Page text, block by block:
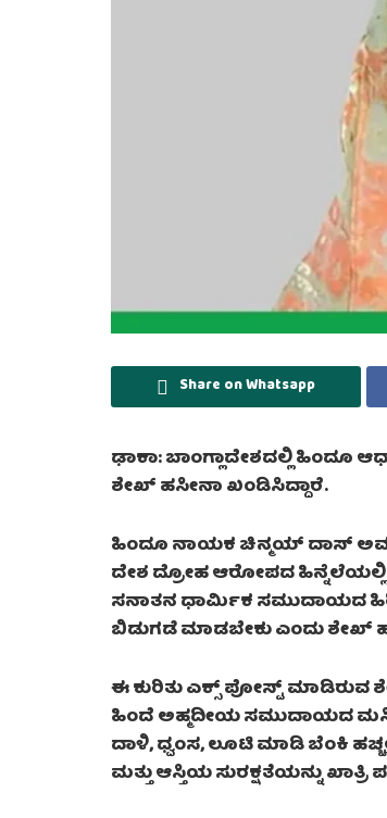
Share on Whatsapp
ಢಾಕಾ: ಬಾಂಗ್ಲಾದೇಶದಲ್ಲಿ ಹಿಂದೂ
ಶೇಖ್ ಹಸೀನಾ ಖಂಡಿಸಿದ್ದಾರೆ.
ಹಿಂದೂ ನಾಯಕ ಚಿನ್ಮಯ್ ದಾಸ್
ದೇಶ ದ್ರೋಹ ಆರೋಪದ ಹಿನ್ನೆಲೆಯಲ್ಲಿ
ಸನಾತನ ಧಾರ್ಮಿಕ ಸಮುದಾಯದ
ಬಿಡುಗಡೆ ಮಾಡಬೇಕು ಎಂದು ಶೇಖ್
ಈ ಕುರಿತು ಎಕ್ಸ್ ಪೋಸ್ಟ್ ಮಾಡಿರುವ
ಹಿಂದೆ ಅಹ್ಮದೀಯ ಸಮುದಾಯದ
ದಾಳಿ, ಧ್ವಂಸ, ಲೂಟಿ ಮಾಡಿ ಬೆಂಕಿ
ಮತ್ತು ಆಸ್ತಿಯ ಸುರಕ್ಷತೆಯನ್ನು